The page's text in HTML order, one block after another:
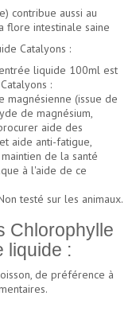
contribue aussi au
flore intestinale saine
Catalyons :
liquide 100ml est
:
magnésienne (issue de
de magnésium,
aide des
aide anti-fatigue,
de la santé
à l'aide de ce
testé sur les animaux.
Chlorophylle
liquide :
de préférence à